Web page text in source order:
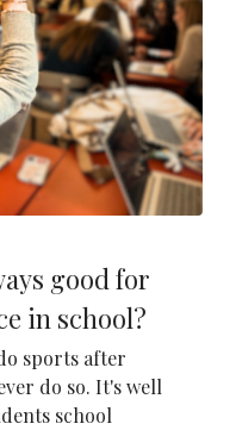
good for
in school?
sports after
do so. It's well
school